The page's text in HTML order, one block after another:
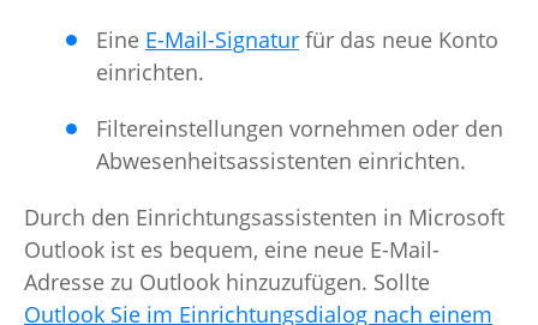
Eine E-Mail-Signatur für das neue Konto
einrichten.
Filtereinstellungen vornehmen oder den
Abwesenheitsassistenten einrichten.
Durch den Einrichtungsassistenten in Microsoft
Outlook ist es bequem, eine neue E-Mail-
Adresse zu Outlook hinzuzufügen. Sollte
Outlook Sie im Einrichtungsdialog nach einem